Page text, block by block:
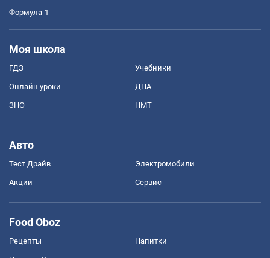
Формула-1
Моя школа
ГДЗ Учебники
Онлайн уроки ДПА
ЗНО НМТ
Авто
Тест Драйв Электромобили
Акции Сервис
Food Oboz
Рецепты Напитки